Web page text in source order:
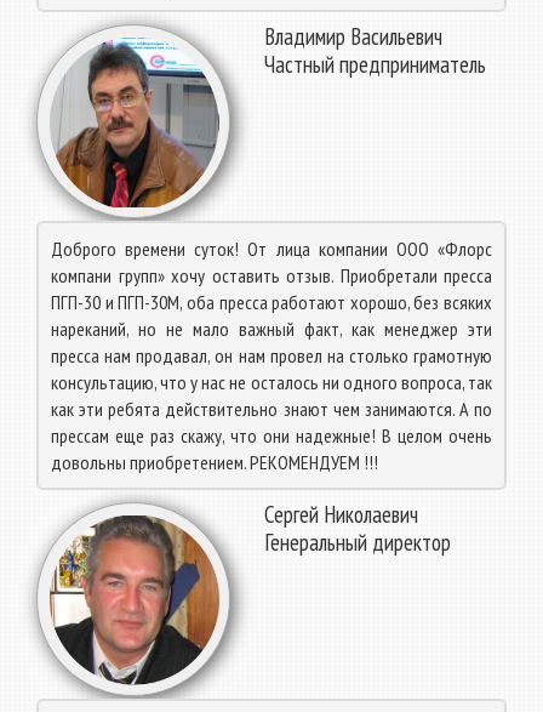
Владимир Васильевич
Частный предприниматель
Доброго времени суток! От лица компании ООО «Флорс
компани групп» хочу оставить отзыв. Приобретали пресса
ПГП-30 и ПГП-30М, оба пресса работают хорошо, без всяких
нареканий, но не мало важный факт, как менеджер эти
пресса нам продавал, он нам провел на столько грамотную
консультацию, что у нас не осталось ни одного вопроса, так
как эти ребята действительно знают чем занимаются. А по
прессам еще раз скажу, что они надежные! В целом очень
довольны приобретением. РЕКОМЕНДУЕМ !!!
Сергей Николаевич
Генеральный директор